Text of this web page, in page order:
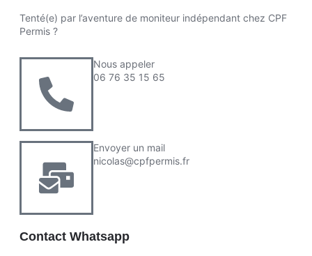
Tenté(e) par l’aventure de moniteur indépendant chez CPF
Permis ?
Nous appeler
06 76 35 15 65
Envoyer un mail
nicolas@cpfpermis.fr
Contact Whatsapp